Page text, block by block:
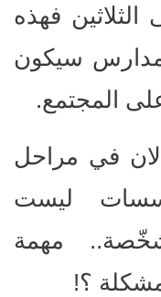
فهذه
سيكون
المجتمع.
في مراحل
ليست
مهمة
؟!